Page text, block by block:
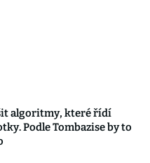
algoritmy, které řídí
Podle Tombazise by to